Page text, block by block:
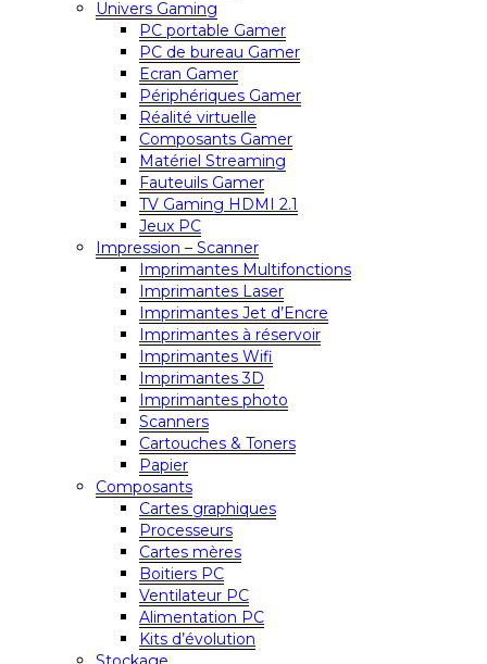
Univers Gaming
PC portable Gamer
PC de bureau Gamer
Ecran Gamer
Périphériques Gamer
Réalité virtuelle
Composants Gamer
Matériel Streaming
Fauteuils Gamer
TV Gaming HDMI 2.1
Jeux PC
Impression – Scanner
Imprimantes Multifonctions
Imprimantes Laser
Imprimantes Jet d’Encre
Imprimantes à réservoir
Imprimantes Wifi
Imprimantes 3D
Imprimantes photo
Scanners
Cartouches & Toners
Papier
Composants
Cartes graphiques
Processeurs
Cartes mères
Boitiers PC
Ventilateur PC
Alimentation PC
Kits d’évolution